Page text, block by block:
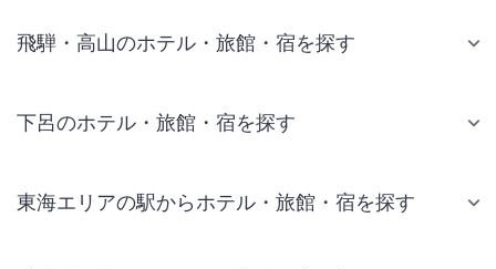
飛騨・高山のホテル・旅館・宿を探す
下呂のホテル・旅館・宿を探す
東海エリアの駅からホテル・旅館・宿を探す